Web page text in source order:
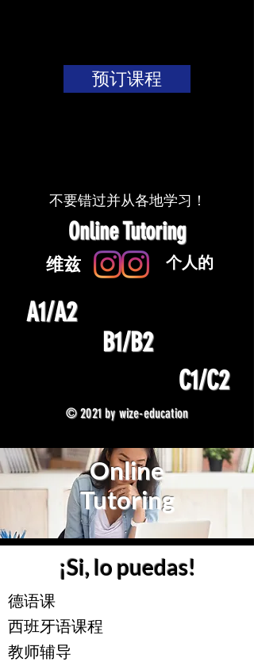
预订课程
不要错过并从各地学习！
Online Tutoring
维兹 个人的
A1/A2
B1/B2
C1/C2
© 2021 by wize-education
Online
Tutoring
¡Si, lo puedas!
德语课
西班牙语课程
教师辅导